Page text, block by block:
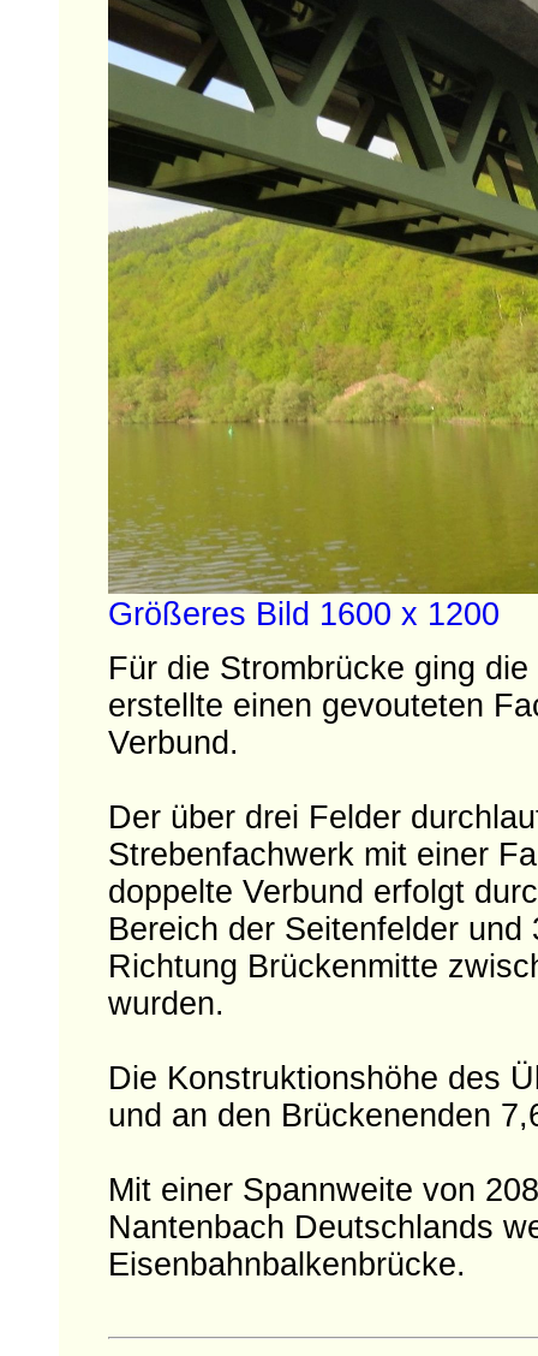
Größeres Bild 1600 x 1200
Für die Strombrücke ging
erstellte einen gevouteten
Verbund.
Der über drei Felder
Strebenfachwerk mit einer
doppelte Verbund erfolgt
Bereich der Seitenfelder
Richtung Brückenmitte
wurden.
Die Konstruktionshöhe des
und an den Brückenenden
Mit einer Spannweite von
Nantenbach Deutschlands
Eisenbahnbalkenbrücke.